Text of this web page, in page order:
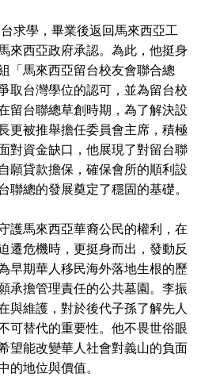
求學，畢業後返回馬來西亞工
來西亞政府承認。為此，他挺身
「馬來西亞留台校友會聯合總
取台灣學位的認可，並為留台校
留台聯總草創時期，為了解決設
更被推舉擔任委員會主席，積極
對資金缺口，他展現了對留台聯
願貸款擔保，確保會所的順利設
聯總的發展奠定了穩固的基礎。
護馬來西亞華裔公民的權利，在
遷危機時，更挺身而出，發動反
早期華人移民海外落地生根的歷
承擔管理責任的公共墓園。李振
與維護，對於後代子孫了解先人
可替代的重要性。他不畏世俗眼
望能改變華人社會對義山的負面
地位與價值。